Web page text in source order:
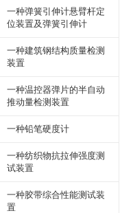
一种弹簧引伸计悬臂杆定
位装置及弹簧引伸计
一种建筑钢结构质量检测
装置
一种温控器弹片的半自动
推动量检测装置
一种铅笔硬度计
一种纺织物抗拉伸强度测
试装置
一种胶带综合性能测试装
置